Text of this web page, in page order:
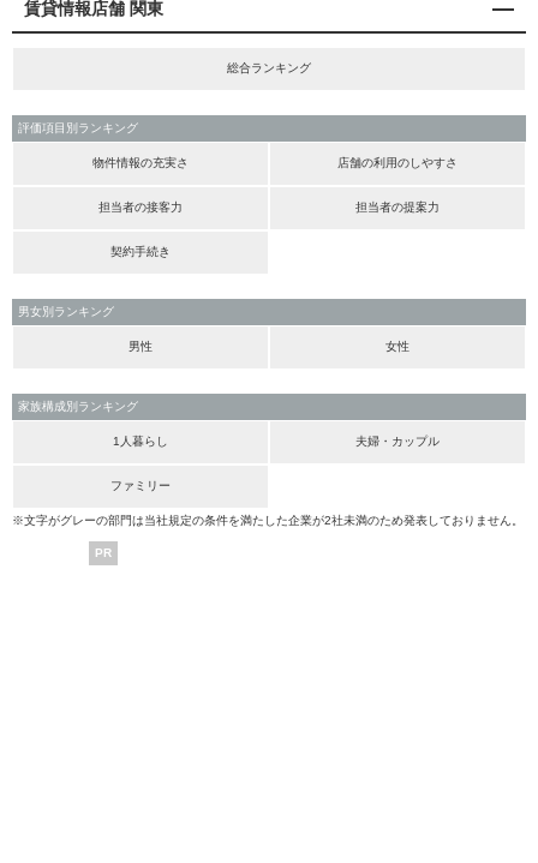
賃貸情報店舗 関東
総合ランキング
評価項目別ランキング
物件情報の充実さ 店舗の利用のしやすさ
担当者の接客力 担当者の提案力
契約手続き
男女別ランキング
男性 女性
家族構成別ランキング
1人暮らし 夫婦・カップル
ファミリー
※文字がグレーの部門は当社規定の条件を満たした企業が2社未満のため発表しておりません。
PR